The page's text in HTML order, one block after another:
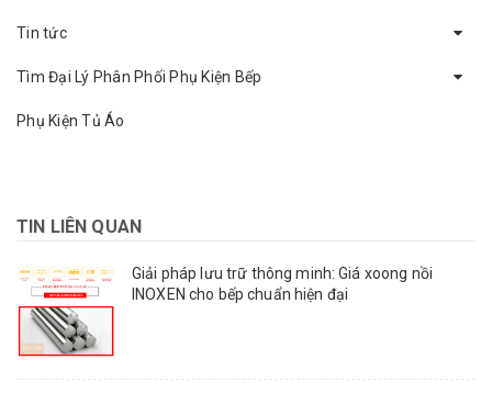
Tin tức
Tìm Đại Lý Phân Phối Phụ Kiện Bếp
Phụ Kiện Tủ Áo
TIN LIÊN QUAN
Giải pháp lưu trữ thông minh: Giá xoong nồi
INOXEN cho bếp chuẩn hiện đại